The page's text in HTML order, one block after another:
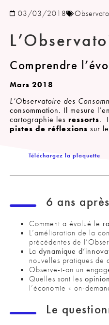
03/03/2018
Comprendre
Mars 2018
L’Observatoire des
consommation. Il mesure
cartographie les ressorts.
pistes de réflexions sur
Téléchargez la plaquette
6 ans
Comment a évolué le
L’amélioration de la
précédentes de
La dynamique
nouvelles pratiques de
Observe-t-on un
Quelles sont les
l’économie « on-
Le